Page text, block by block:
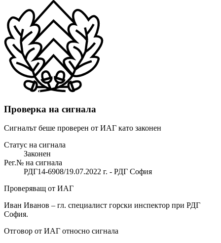
Проверка на сигнала
Сигналът беше проверен от ИАГ като законен
Статус на сигнала
Законен
Рег.№ на сигнала
РДГ14-6908/19.07.2022 г. - РДГ София
Проверяващ от ИАГ
Иван Иванов – гл. специалист горски инспектор при РДГ
София.
Отговор от ИАГ относно сигнала